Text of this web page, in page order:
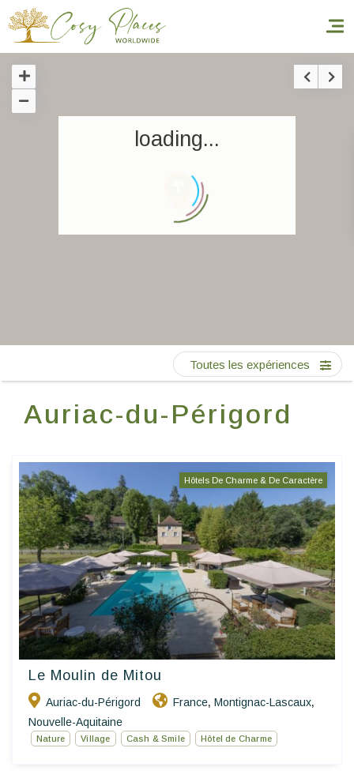
Accueil
Réserver un séjour
Nos adresses dans le monde
FR
loading...
Auriac-du-Périgord
Toutes les expériences
Hôtels De Charme & De Caractère
Le Moulin de Mitou
Auriac-du-Périgord France, Montignac-Lascaux,
Nouvelle-Aquitaine
Nature Village Cash & Smile Hôtel de Charme